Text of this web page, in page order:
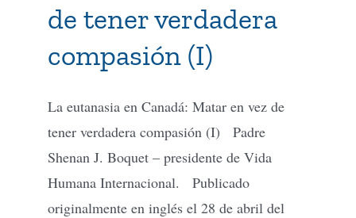
de tener verdadera
compasión (I)
La eutanasia en Canadá: Matar en vez de
tener verdadera compasión (I) Padre
Shenan J. Boquet – presidente de Vida
Humana Internacional. Publicado
originalmente en inglés el 28 de abril del